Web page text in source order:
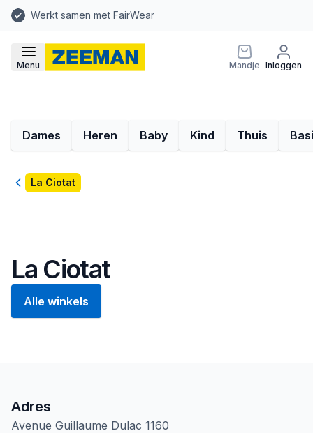
Werkt samen met FairWear
Menu Mandje Inloggen
Dames Heren Baby Kind Thuis
TerugLa Ciotat
La Ciotat
Alle winkels
Adres
Avenue Guillaume Dulac 1160